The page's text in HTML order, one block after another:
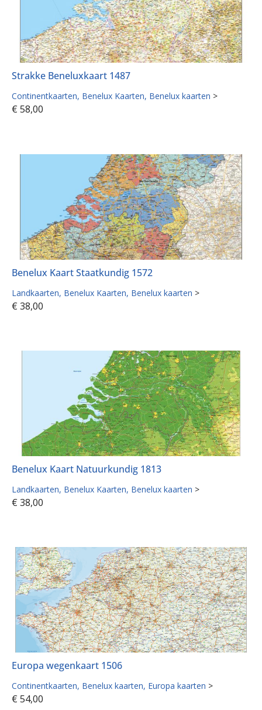
Strakke Beneluxkaart 1487
Continentkaarten Benelux Kaarten Benelux kaarten >
€ 58,00
Benelux Kaart Staatkundig 1572
Landkaarten Benelux Kaarten Benelux kaarten >
€ 38,00
Benelux Kaart Natuurkundig 1813
Landkaarten Benelux Kaarten Benelux kaarten >
€ 38,00
Europa wegenkaart 1506
Continentkaarten Benelux kaarten Europa kaarten >
€ 54,00